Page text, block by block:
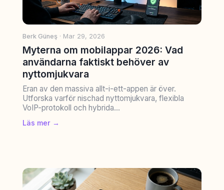
Berk Güneş · Mar 29, 2026
Myterna om mobilappar 2026: Vad
användarna faktiskt behöver av
nyttomjukvara
Eran av den massiva allt-i-ett-appen är över.
Utforska varför nischad nyttomjukvara, flexibla
VoIP-protokoll och hybrida...
Läs mer →